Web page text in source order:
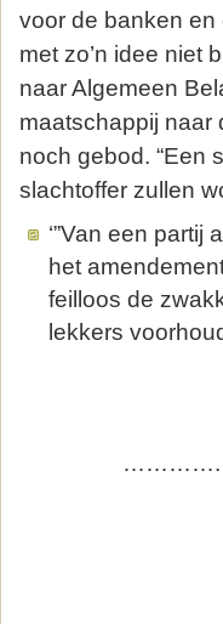
voor de banken
met zo’n idee niet
naar Algemeen
maatschappij naar
noch gebod. “Een
slachtoffer zullen
‘”Van een
het
feilloos de
lekkers